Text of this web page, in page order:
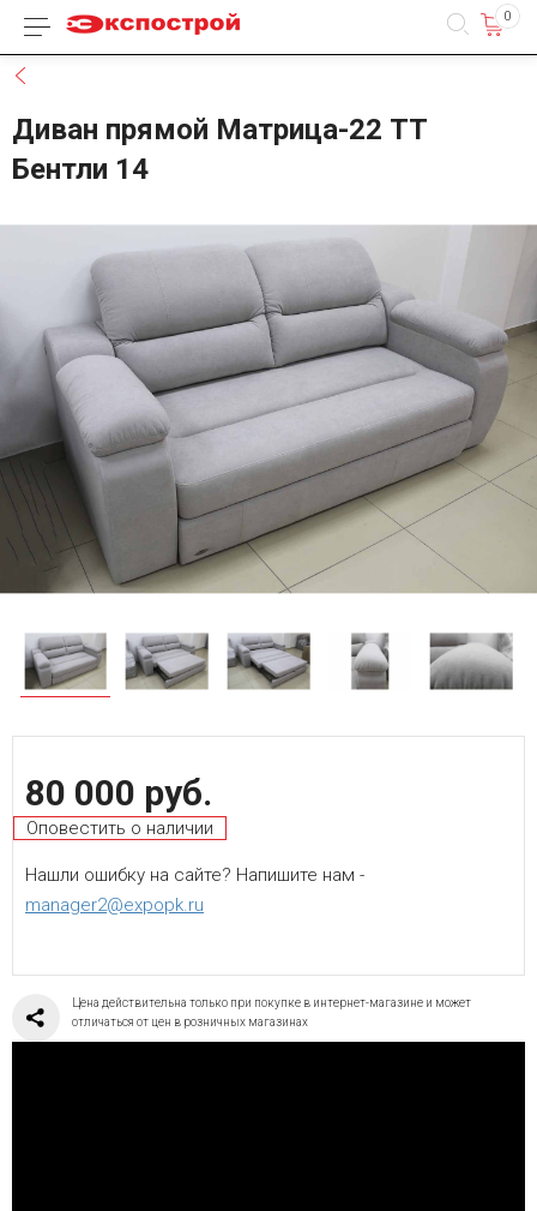
Каталог товаров 0
Диван прямой Матрица-22 ТТ
Бентли 14
80 000 руб.
Оповестить о наличии
Нашли ошибку на сайте? Напишите нам -
manager2@expopk.ru
Цена действительна только при покупке в интернет-магазине и может
отличаться от цен в розничных магазинах